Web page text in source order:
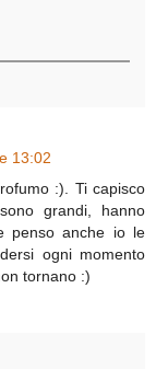
13:02
:). Ti capisco
grandi, hanno
penso anche io le
ogni momento
tornano :)